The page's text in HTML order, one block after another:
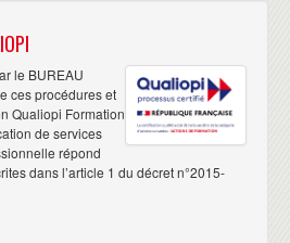
le BUREAU
ces procédures et
Qualiopi Formation
de services
répond
dans l’article 1 du décret n°2015-